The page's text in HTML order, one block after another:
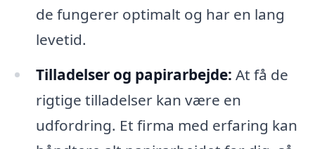
de fungerer optimalt og har en lang
levetid.
Tilladelser og papirarbejde: At få de
rigtige tilladelser kan være en
udfordring. Et firma med erfaring kan